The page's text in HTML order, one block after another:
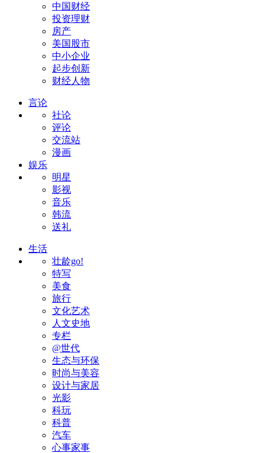
中国财经
投资理财
房产
美国股市
中小企业
起步创新
财经人物
言论
社论
评论
交流站
漫画
娱乐
明星
影视
音乐
韩流
送礼
生活
壮龄go!
特写
美食
旅行
文化艺术
人文史地
专栏
@世代
生态与环保
时尚与美容
设计与家居
光影
科玩
科普
汽车
心事家事